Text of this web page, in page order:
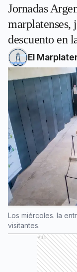
Jornadas
marplatenses,
descuento en
El
Los miércoles. la
visitantes.
Ads